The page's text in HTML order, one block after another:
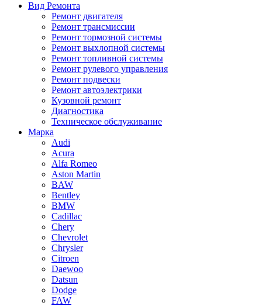
Вид Ремонта
Ремонт двигателя
Ремонт трансмиссии
Ремонт тормозной системы
Ремонт выхлопной системы
Ремонт топливной системы
Ремонт рулевого управления
Ремонт подвески
Ремонт автоэлектрики
Кузовной ремонт
Диагностика
Техническое обслуживание
Марка
Audi
Acura
Alfa Romeo
Aston Martin
BAW
Bentley
BMW
Cadillac
Chery
Chevrolet
Chrysler
Citroen
Daewoo
Datsun
Dodge
FAW